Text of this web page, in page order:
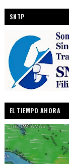
SNTP
EL TIEMPO AHORA